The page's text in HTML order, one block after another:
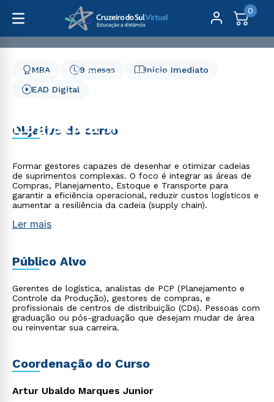
0
Pós-Graduação
Gestão e Negócios
MBA em Supply Chain e Logística Integrada
Logística Integrada
Início Imediato
9 meses
MBA
EAD Digital
Objetivo do curso
Formar gestores capazes de desenhar e otimizar cadeias
de suprimentos complexas. O foco é integrar as áreas de
Compras, Planejamento, Estoque e Transporte para
garantir a eficiência operacional, reduzir custos logísticos e
aumentar a resiliência da cadeia (supply chain).
Ler mais
Público Alvo
Gerentes de logística, analistas de PCP (Planejamento e
Controle da Produção), gestores de compras, e
profissionais de centros de distribuição (CDs). Pessoas com
graduação ou pós-graduação que desejam mudar de área
ou reinventar sua carreira.
Coordenação do Curso
Artur Ubaldo Marques Junior